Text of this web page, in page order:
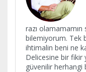
razı olamamamın
bilemiyorum. Tek
ihtimalin beni ne
Delicesine bir fikir
güvenilir herhangi